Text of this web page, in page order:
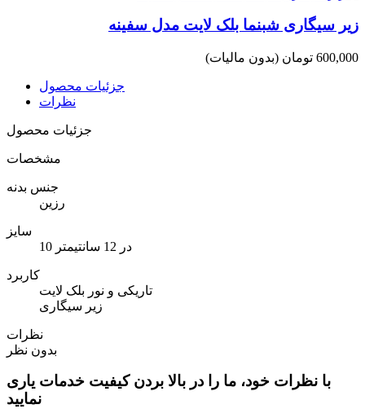
زیر سیگاری شبنما بلک لایت مدل سفینه
600,000 تومان (بدون مالیات)
جزئیات محصول
نظرات
جزئیات محصول
مشخصات
جنس بدنه
رزین
سایز
10 در 12 سانتیمتر
کاربرد
تاریکی و نور بلک لایت
زیر سیگاری
نظرات
بدون نظر
با نظرات خود، ما را در بالا بردن کیفیت خدمات یاری
نمایید